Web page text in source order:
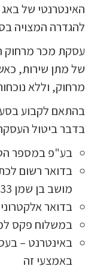
האינטרנטי של
להגדרה המצויה בסעיף 14ג בחוק
עסקת מכר מרחוק
של מתן שירות,
מרחוק, וללא
בדבר ביטול
בע"פ במספר
בדואר רשום
מושב בן שמן 33, מושב בן שמן
בדואר
במשלוח פקס למספר :
באינטרנט –
באמצעי זה